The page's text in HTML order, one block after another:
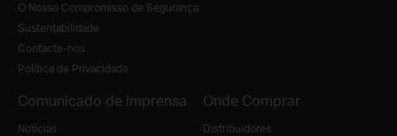
O Nosso Compromisso de Segurança
Sustentabilidade
Contacte-nos
Política de Privacidade
Comunicado de imprensa
Notícias
Onde Comprar
Distribuidores